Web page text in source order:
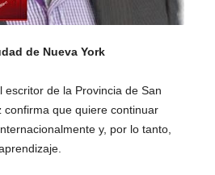
de Nueva York
escritor de la Provincia de San
confirma que quiere continuar
y, por lo tanto,